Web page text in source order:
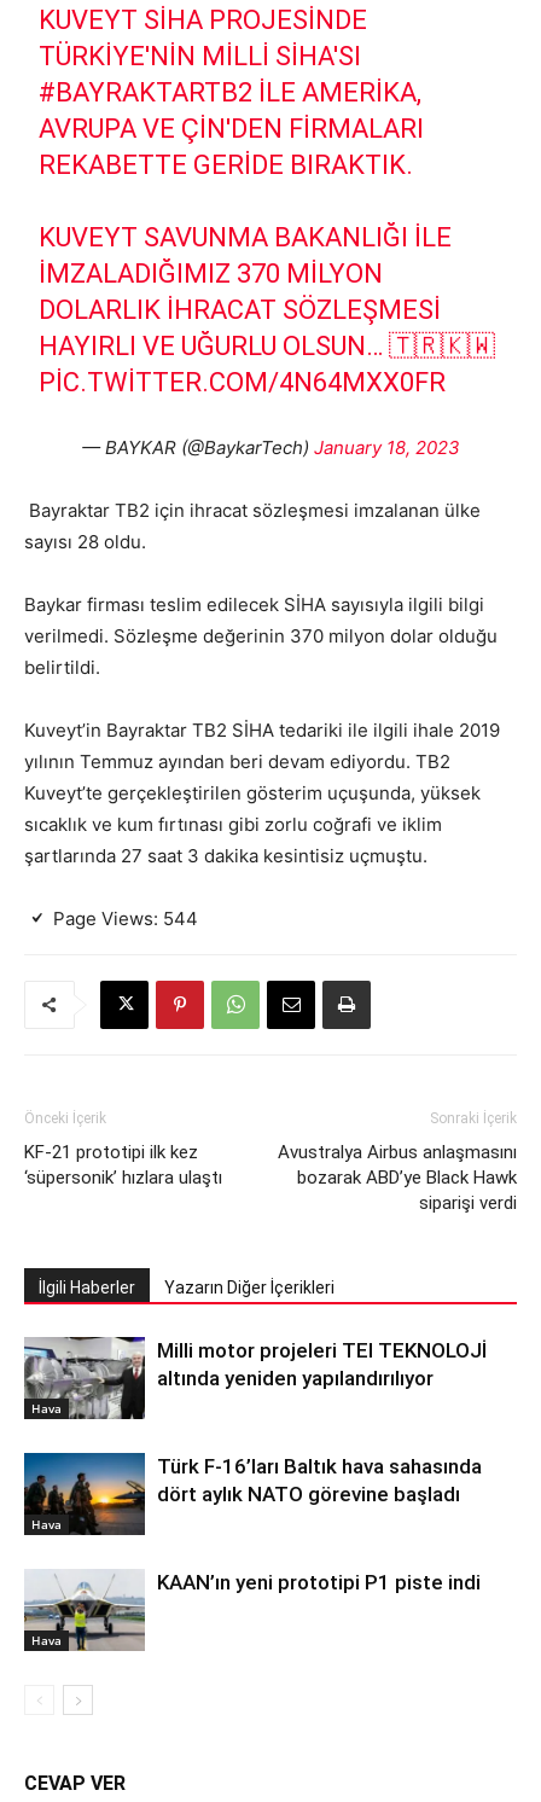
KUVEYT SİHA PROJESINDE
TÜRKIYE'NIN MILLI SİHA'SI
#BAYRAKTARTB2 ILE AMERIKA,
AVRUPA VE ÇIN'DEN FIRMALARI
REKABETTE GERIDE BIRAKTIK.
KUVEYT SAVUNMA BAKANLIĞI ILE
IMZALADIĞIMIZ 370 MILYON
DOLARLIK IHRACAT SÖZLEŞMESI
HAYIRLI VE UĞURLU OLSUN… 🇹🇷🇰🇼
PIC.TWITTER.COM/4N64MXX0FR
— BAYKAR (@BaykarTech) January 18, 2023
Bayraktar TB2 için ihracat sözleşmesi imzalanan ülke
sayısı 28 oldu.
Baykar firması teslim edilecek SİHA sayısıyla ilgili bilgi
verilmedi. Sözleşme değerinin 370 milyon dolar olduğu
belirtildi.
Kuveyt’in Bayraktar TB2 SİHA tedariki ile ilgili ihale 2019
yılının Temmuz ayından beri devam ediyordu. TB2
Kuveyt’te gerçekleştirilen gösterim uçuşunda, yüksek
sıcaklık ve kum fırtınası gibi zorlu coğrafi ve iklim
şartlarında 27 saat 3 dakika kesintisiz uçmuştu.
Page Views: 544
Önceki İçerik
KF-21 prototipi ilk kez
‘süpersonik’ hızlara ulaştı
Sonraki İçerik
Avustralya Airbus anlaşmasını
bozarak ABD’ye Black Hawk
siparişi verdi
İlgili Haberler Yazarın Diğer İçerikleri
Hava
Milli motor projeleri TEI TEKNOLOJİ
altında yeniden yapılandırılıyor
Hava
Türk F-16’ları Baltık hava sahasında
dört aylık NATO görevine başladı
Hava
KAAN’ın yeni prototipi P1 piste indi
CEVAP VER